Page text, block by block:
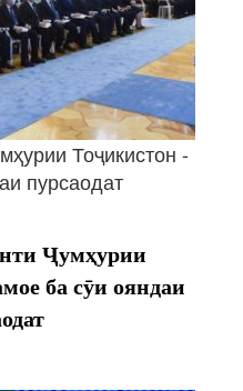
Тоҷикистон -
пурсаодат
Ҷумҳурии
ба сӯи ояндаи